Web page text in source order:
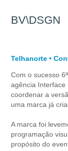
BV\DSGN
Telhanorte •
Com o sucesso
agência Interface
coordenar a
uma marca já
A marca foi
programação
propósito do